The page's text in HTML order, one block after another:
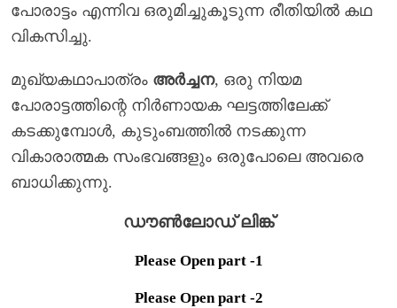
പോരാട്ടം എന്നിവ ഒരുമിച്ചുകൂടുന്ന രീതിയിൽ കഥ
വികസിച്ചു.
മുഖ്യകഥാപാത്രം അർച്ചന, ഒരു നിയമ
പോരാട്ടത്തിന്റെ നിർണായക ഘട്ടത്തിലേക്ക്
കടക്കുമ്പോൾ, കുടുംബത്തിൽ നടക്കുന്ന
വികാരാത്മക സംഭവങ്ങളും ഒരുപോലെ അവരെ
ബാധിക്കുന്നു.
ഡൗൺലോഡ് ലിങ്ക്
Please Open part -1
Please Open part -2